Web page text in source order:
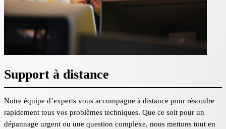
Support à distance
Notre équipe d’experts vous accompagne à distance pour résoudre
rapidement tous vos problèmes techniques. Que ce soit pour un
dépannage urgent ou une question complexe, nous mettons tout en